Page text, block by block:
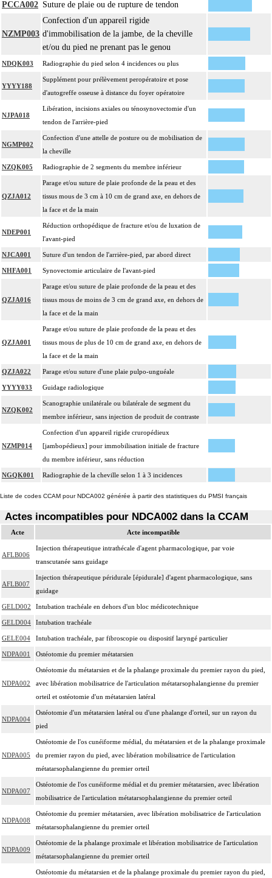
Tout acte thérapeutique, par arthrotomie inclut le nettoyage de l'articulation
Tout acte thérapeutique, par arthroscopie inclut le nettoyage de l'articulation
Toute arthrotomie inclut l'arthroscopie peropératoire éventuelle.
PCCA002 Suture de plaie ou de rupture de tendon
NZMP003
Confection d'un appareil rigide
d'immobilisation de la jambe, de la cheville
et/ou du pied ne prenant pas le genou
NDQK003 Radiographie du pied selon 4 incidences ou plus
YYYY188
Supplément pour prélèvement peropératoire et pose
d'autogreffe osseuse à distance du foyer opératoire
NJPA018
Libération, incisions axiales ou ténosynovectomie d'un
tendon de l'arrière-pied
NGMP002
Confection d'une attelle de posture ou de mobilisation de
la cheville
NZQK005 Radiographie de 2 segments du membre inférieur
QZJA012
Parage et/ou suture de plaie profonde de la peau et des
tissus mous de 3 cm à 10 cm de grand axe, en dehors de
la face et de la main
NDEP001
Réduction orthopédique de fracture et/ou de luxation de
l'avant-pied
NJCA001 Suture d'un tendon de l'arrière-pied, par abord direct
NHFA001 Synovectomie articulaire de l'avant-pied
QZJA016
Parage et/ou suture de plaie profonde de la peau et des
tissus mous de moins de 3 cm de grand axe, en dehors de
la face et de la main
QZJA001
Parage et/ou suture de plaie profonde de la peau et des
tissus mous de plus de 10 cm de grand axe, en dehors de
la face et de la main
QZJA022 Parage et/ou suture d'une plaie pulpo-unguéale
YYYY033 Guidage radiologique
NZQK002
Scanographie unilatérale ou bilatérale de segment du
membre inférieur, sans injection de produit de contraste
NZMP014
Confection d'un appareil rigide cruropédieux
[jambopédieux] pour immobilisation initiale de fracture
du membre inférieur, sans réduction
NGQK001 Radiographie de la cheville selon 1 à 3 incidences
Liste de codes CCAM pour NDCA002 générée à partir des statistiques du PMSI français
Actes incompatibles pour NDCA002 dans la CCAM
Acte Acte incompatible
AFLB006
Injection thérapeutique intrathécale d'agent pharmacologique, par voie
transcutanée sans guidage
AFLB007
Injection thérapeutique péridurale [épidurale] d'agent pharmacologique, sans
guidage
GELD002 Intubation trachéale en dehors d'un bloc médicotechnique
GELD004 Intubation trachéale
GELE004 Intubation trachéale, par fibroscopie ou dispositif laryngé particulier
NDPA001 Ostéotomie du premier métatarsien
NDPA002
Ostéotomie du métatarsien et de la phalange proximale du premier rayon du pied,
avec libération mobilisatrice de l'articulation métatarsophalangienne du premier
orteil et ostéotomie d'un métatarsien latéral
NDPA004
Ostéotomie d'un métatarsien latéral ou d'une phalange d'orteil, sur un rayon du
pied
NDPA005
Ostéotomie de l'os cunéiforme médial, du métatarsien et de la phalange proximale
du premier rayon du pied, avec libération mobilisatrice de l'articulation
métatarsophalangienne du premier orteil
NDPA007
Ostéotomie de l'os cunéiforme médial et du premier métatarsien, avec libération
mobilisatrice de l'articulation métatarsophalangienne du premier orteil
NDPA008
Ostéotomie du premier métatarsien, avec libération mobilisatrice de l'articulation
métatarsophalangienne du premier orteil
NDPA009
Ostéotomie de la phalange proximale et libération mobilisatrice de l'articulation
métatarsophalangienne du premier orteil
Ostéotomie du métatarsien et de la phalange proximale du premier rayon du pied,